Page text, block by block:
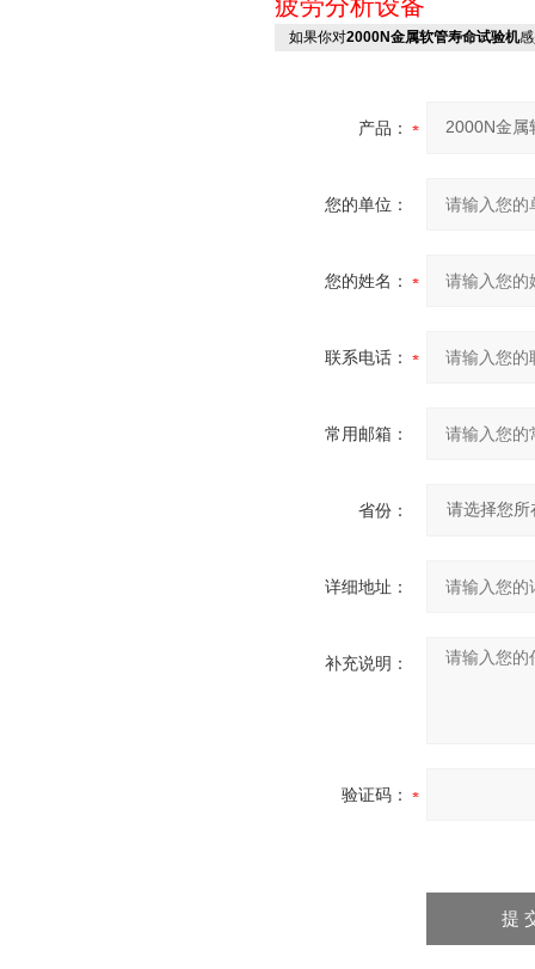
如果你对2000N金属软管寿命试验机
产品：
您的单位：
您的姓名：
联系电话：
常用邮箱：
省份：
详细地址：
补充说明：
验证码：